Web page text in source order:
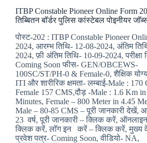
2024
:
ITBP
इंडो
तिब्बितन
बॉर्डर
पुलिस
HC/
कांस्टेबल
एनिमल
ट्रांसपोर्ट
जॉब्स,
ITBP Constable Pioneer Online Form
तिब्बितन बॉर्डर पुलिस कांस्टेबल पोइनीयर
पोस्ट-202 : ITBP Constable Pioneer
2024, आरम्भ तिथि- 12-08-2024, अंतिम
2024, फ़ी अंतिम तिथि- 10-09-2024, परीक्षा
Coming Soon फीस- GEN/OBCEWS-
100SC/ST/PH-0 & Female-0, शैक्षिक
ITI और शारीरिक क्षमता- लम्बाई-Male : 170
Female 157 CMS,दौड़ -Male : 1.6 Km
Minutes, Female – 800 Meter in 4.45
Male – 80-85 CMS – पूरी जानकारी देखें,
23 वर्ष, पूरी जानकारी – क्लिक करें, ऑनलाइन
क्लिक करें, लॉग इन करें – क्लिक करें, मुख्य
प्रवेश पत्र- Coming Soon, वीडियो- NA,